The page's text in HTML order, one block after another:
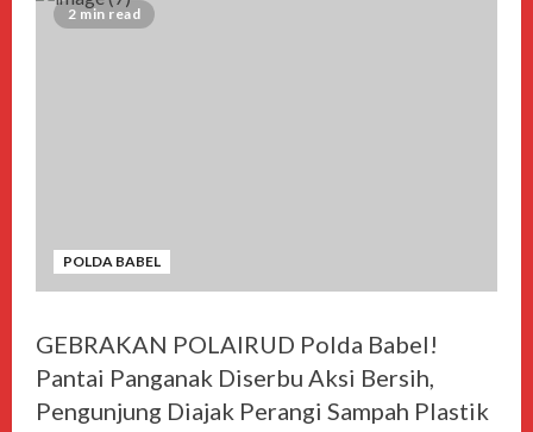
2 min read
POLDA BABEL
GEBRAKAN POLAIRUD Polda Babel!
Pantai Panganak Diserbu Aksi Bersih,
Pengunjung Diajak Perangi Sampah Plastik